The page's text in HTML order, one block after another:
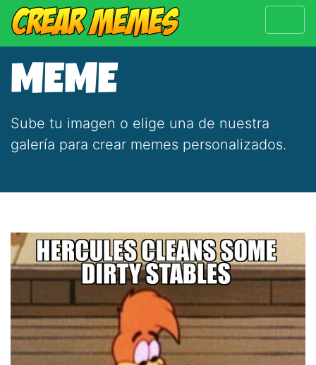
MEME
Sube tu imagen o elige una de nuestra
galería para crear memes personalizados.